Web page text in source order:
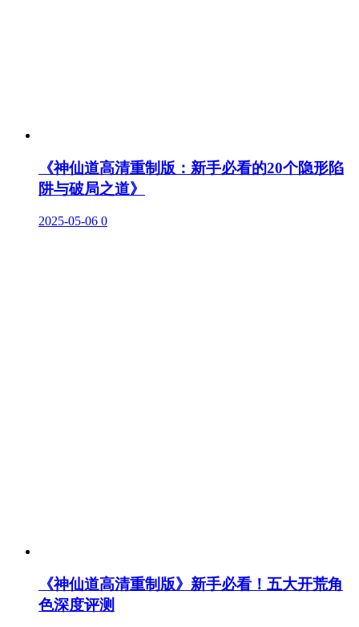
《神仙道高清重制版：新手必看的20个隐形陷
阱与破局之道》
2025-05-06 0
《神仙道高清重制版》新手必看！五大开荒角
色深度评测